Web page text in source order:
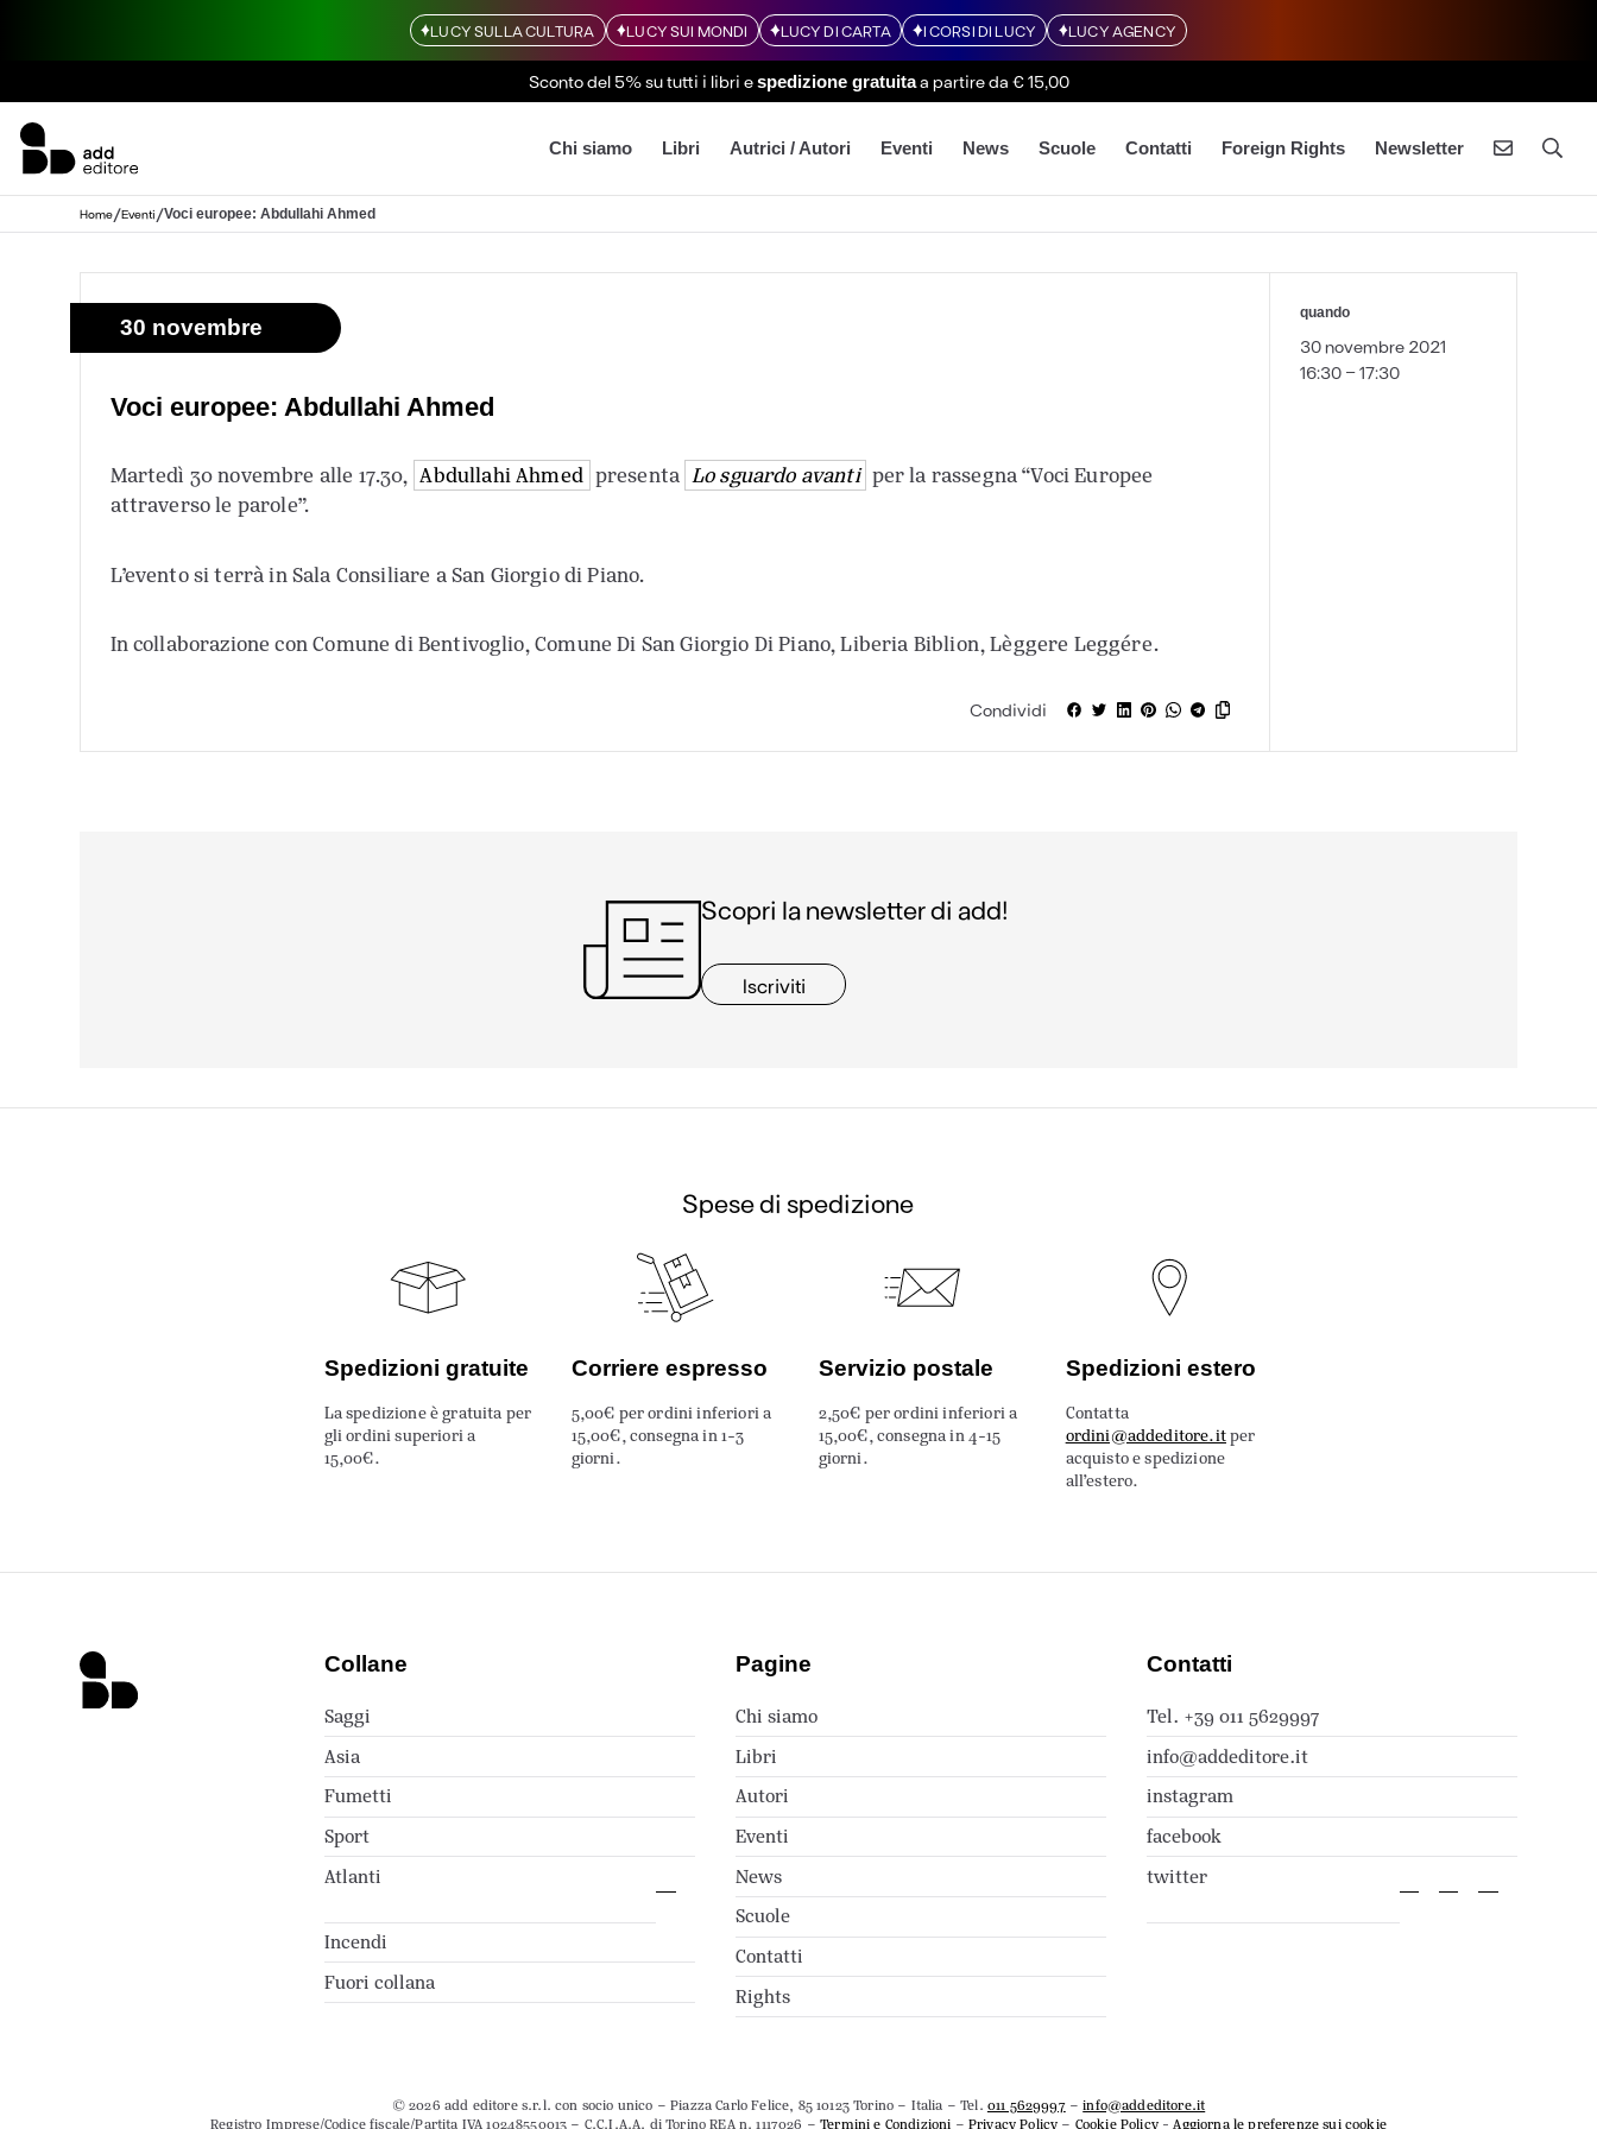
LUCY SULLA CULTURA LUCY SUI MONDI LUCY DI CARTA I CORSI DI LUCY LUCY AGENCY
Sconto del 5% su tutti i libri espedizione gratuitaa partire da € 15,00
Chi siamo Libri Autrici / Autori Eventi News Scuole Contatti Foreign Rights Newsletter
Home/Eventi/Voci europee: Abdullahi Ahmed
30 novembre
Voci europee: Abdullahi Ahmed
Martedì 30 novembre alle 17.30, Abdullahi Ahmed presenta Lo sguardo avanti per la rassegna “Voci Europee
attraverso le parole”.
L’evento si terrà in Sala Consiliare a San Giorgio di Piano.
In collaborazione conComune di Bentivoglio,Comune Di San Giorgio Di Piano, Liberia Biblion,Lèggere Leggére.
Condividi
quando
30 novembre 2021
16:30 - 17:30
Scopri la newsletter di add!
Iscriviti
Spese di spedizione
Spedizioni gratuite
La spedizione è gratuita per
gli ordini superiori a
15,00€.
Corriere espresso
5,00€ per ordini inferiori a
15,00€, consegna in 1-3
giorni.
Servizio postale
2,50€ per ordini inferiori a
15,00€, consegna in 4-15
giorni.
Spedizioni estero
Contatta
ordini@addeditore.itper
acquisto e spedizione
all’estero.
Collane
Saggi
Asia
Fumetti
Sport
Atlanti
Incendi
Fuori collana
Pagine
Chi siamo
Libri
Autori
Eventi
News
Scuole
Contatti
Rights
Contatti
Tel. +39 011 5629997
info@addeditore.it
instagram
facebook
twitter
© 2026 add editore s.r.l. con socio unico – Piazza Carlo Felice, 85 10123 Torino – Italia – Tel. 011 5629997–info@addeditore.it
Registro Imprese/Codice fiscale/Partita IVA 10248550013 – C.C.I.A.A. di Torino REA n. 1117026 –Termini e Condizioni – Privacy Policy – Cookie Policy-Aggiorna le preferenze sui cookie